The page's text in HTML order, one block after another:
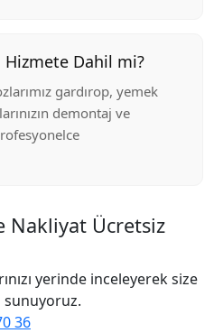
Hizmete Dahil mi?
gardırop, yemek
demontaj ve
Nakliyat Ücretsiz
yerinde inceleyerek size
36